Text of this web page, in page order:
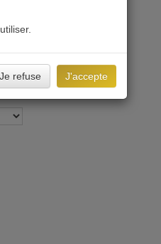
Je refuse J'accepte